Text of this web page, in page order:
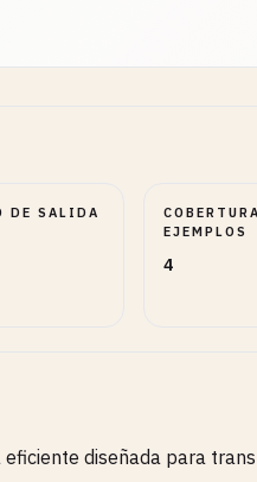
DE SALIDA
EJEMPLOS
4
diseñada para